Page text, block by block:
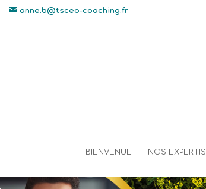
anne.b@tsceo-coaching.fr
BIENVENUE NOS